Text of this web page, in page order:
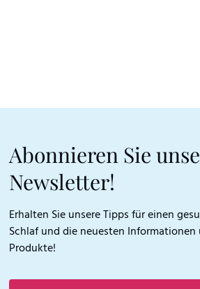
Abonnieren Sie
Newsletter!
Erhalten Sie unsere Tipps für einen
Schlaf und die neuesten Informationen
Produkte!